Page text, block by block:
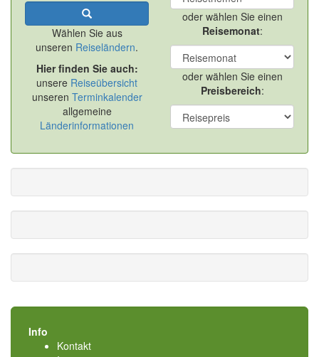
Wählen Sie aus
unseren Reiseländern.
Hier finden Sie auch:
unsere Reiseübersicht
unseren Terminkalender
allgemeine
Länderinformationen
oder wählen Sie einen
Reisemonat:
oder wählen Sie einen
Preisbereich:
Info
Kontakt